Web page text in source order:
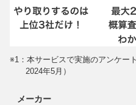
※1：本サービスで実施のアンケー
2024年5月）
メーカー